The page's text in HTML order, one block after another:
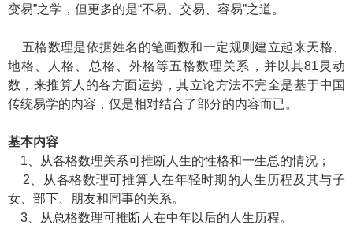
变易”之学，但更多的是“不易、交易、容易”之道。
五格数理是依据姓名的笔画数和一定规则建立起来天格、
地格、人格、总格、外格等五格数理关系，并以其81灵动
数，来推算人的各方面运势，其立论方法不完全是基于中国
传统易学的内容，仅是相对结合了部分的内容而已。
基本内容
1、从各格数理关系可推断人生的性格和一生总的情况；
2、从各格数理可推算人在年轻时期的人生历程及其与子
女、部下、朋友和同事的关系。
3、从总格数理可推断人在中年以后的人生历程。